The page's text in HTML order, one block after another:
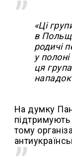
«Ці
в
родичі
у
ця
На думку
підтримують
тому